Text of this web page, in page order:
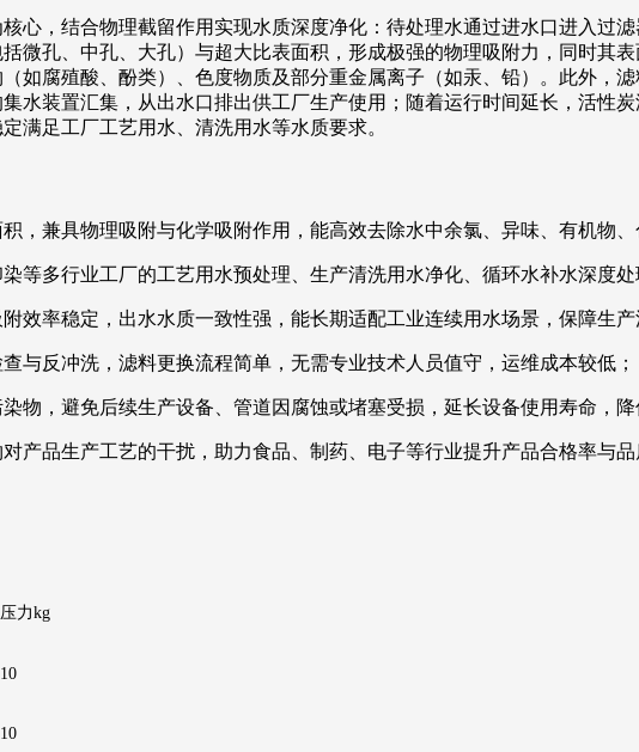
心，结合物理截留作用实现水质深度净化：待处理水通过进水口进入过
微孔、中孔、大孔）与超大比表面积，形成极强的物理吸附力，同时其
如腐殖酸、酚类）、色度物质及部分重金属离子（如汞、铅）。此外，
水装置汇集，从出水口排出供工厂生产使用；随着运行时间延长，活性
满足工厂工艺用水、清洗用水等水质要求。
，兼具物理吸附与化学吸附作用，能高效去除水中余氯、异味、有机物
等多行业工厂的工艺用水预处理、生产清洗用水净化、循环水补水深度
效率稳定，出水水质一致性强，能长期适配工业连续用水场景，保障生产
与反冲洗，滤料更换流程简单，无需专业技术人员值守，运维成本较低；
物，避免后续生产设备、管道因腐蚀或堵塞受损，延长设备使用寿命，降
产品生产工艺的干扰，助力食品、制药、电子等行业提升产品合格率与品
压力kg
10
10